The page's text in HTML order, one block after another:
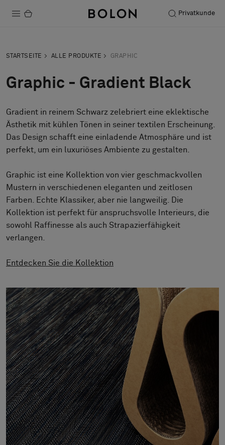
Privatkunde
Nachhaltigkeit
Installation
Instandhaltung
Designerkollaborationen
FAQ
Über uns
Kontakt
Image & Material Bank
STARTSEITE ALLE PRODUKTE GRAPHIC
Graphic - Gradient Black
Gradient in reinem Schwarz zelebriert eine eklektische
Ästhetik mit kühlen Tönen in seiner textilen Erscheinung.
Das Design schafft eine einladende Atmosphäre und ist
perfekt, um ein luxuriöses Ambiente zu gestalten.
Graphic ist eine Kollektion von vier geschmackvollen
Mustern in verschiedenen eleganten und zeitlosen
Farben. Echte Klassiker, aber nie langweilig. Die
Kollektion ist perfekt für anspruchsvolle Interieurs, die
sowohl Raffinesse als auch Strapazierfähigkeit
verlangen.
Entdecken Sie die Kollektion